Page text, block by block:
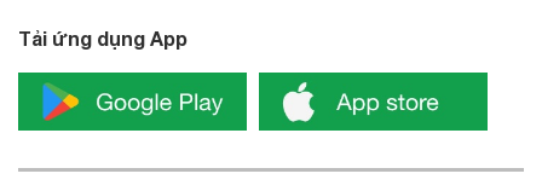
Tải ứng dụng App